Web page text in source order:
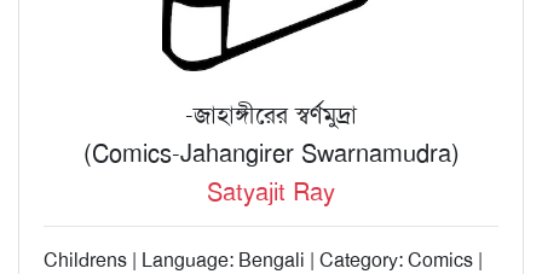
-জাহাঙ্গীরের স্বর্ণমুদ্রা
(Comics-Jahangirer Swarnamudra)
Satyajit Ray
Childrens | Language: Bengali | Category: Comics |